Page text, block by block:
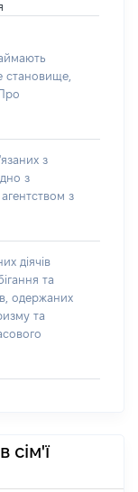
становище,
з
з
з
діячів
та
одержаних
та
сім'ї